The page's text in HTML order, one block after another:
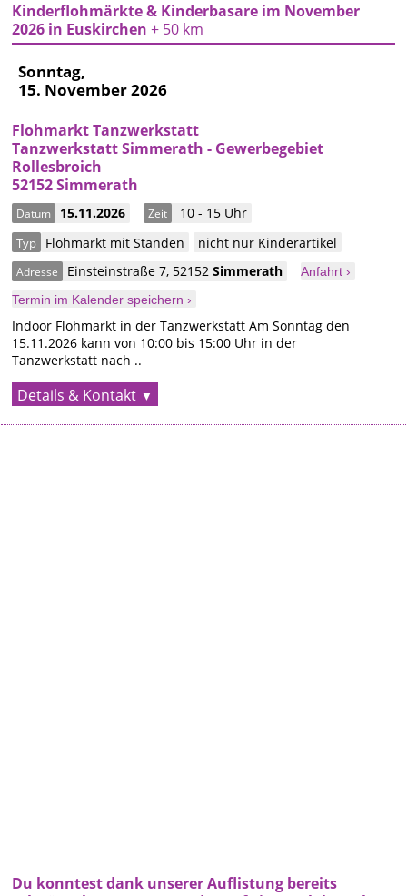
Kinderflohmärkte & Kinderbasare im November
2026 in Euskirchen+ 50 km
Sonntag,
15. November 2026
Flohmarkt Tanzwerkstatt
Tanzwerkstatt Simmerath - Gewerbegebiet
Rollesbroich
52152 Simmerath
Datum 15.11.2026 Zeit 10 - 15 Uhr
Typ Flohmarkt mit Ständen nicht nur Kinderartikel
Adresse Einsteinstraße 7, 52152Simmerath
Anfahrt ›
Termin im Kalender speichern ›
Indoor Flohmarkt in der Tanzwerkstatt Am Sonntag den
15.11.2026 kann von 10:00 bis 15:00 Uhr in der
Tanzwerkstatt nach ..
Details & Kontakt
Du konntest dank unserer Auflistung bereits